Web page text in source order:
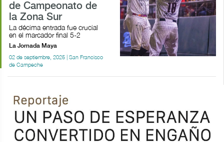
de Campeonato de
la Zona Sur
La décima entrada fue crucial
en el marcador final 5-2
La Jornada Maya
02 de septiembre, 2025 | San Francisco
de Campeche